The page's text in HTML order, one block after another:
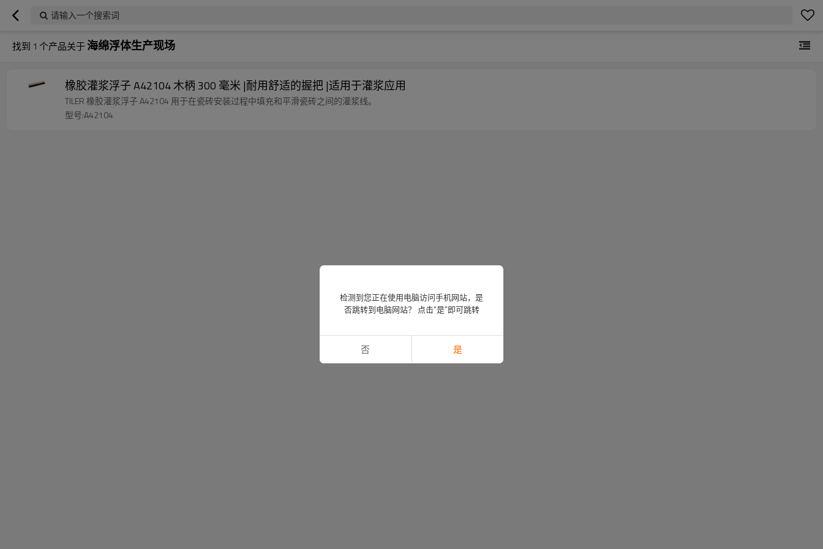
请输入一个搜索词
找到 1 个产品关于海绵浮体生产现场
橡胶灌浆浮子 A42104 木柄 300 毫米 |耐用舒适的握把 |适用于灌浆应用
TILER 橡胶灌浆浮子 A42104 用于在瓷砖安装过程中填充和平滑瓷砖之间的灌浆线。
型号:A42104
检测到您正在使用电脑访问手机网站，是
否跳转到电脑网站？ 点击“是”即可跳转
否 是